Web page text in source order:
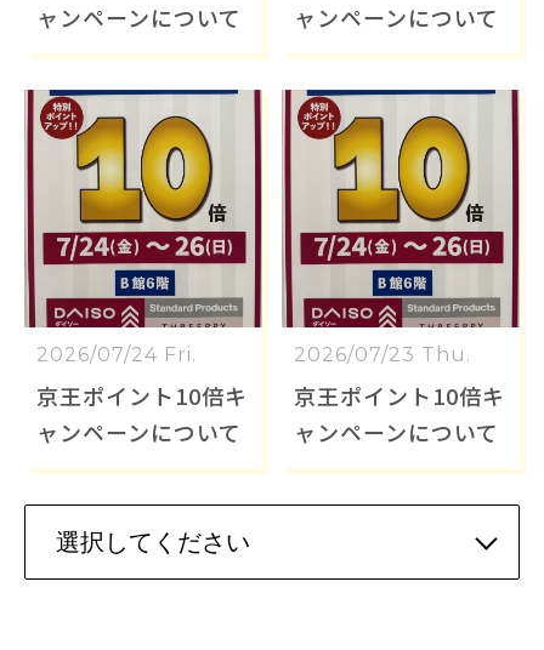
ャンペーンについて
ャンペーンについて
2026/07/24 Fri.
京王ポイント10倍キ
ャンペーンについて
2026/07/23 Thu.
京王ポイント10倍キ
ャンペーンについて